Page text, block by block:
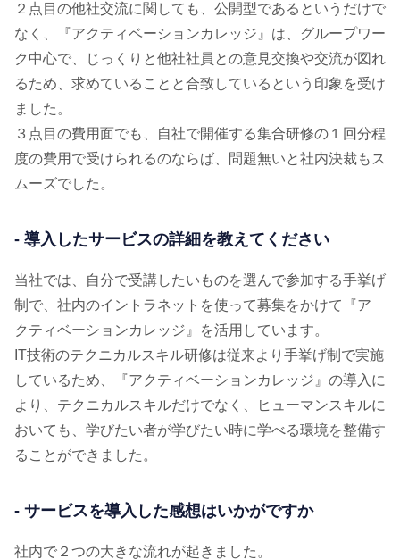
２点目の他社交流に関しても、公開型であるというだけで
なく、『アクティベーションカレッジ』は、グループワー
ク中心で、じっくりと他社社員との意見交換や交流が図れ
るため、求めていることと合致しているという印象を受け
ました。
３点目の費用面でも、自社で開催する集合研修の１回分程
度の費用で受けられるのならば、問題無いと社内決裁もス
ムーズでした。
- 導入したサービスの詳細を教えてください
当社では、自分で受講したいものを選んで参加する手挙げ
制で、社内のイントラネットを使って募集をかけて『ア
クティベーションカレッジ』を活用しています。
IT技術のテクニカルスキル研修は従来より手挙げ制で実施
しているため、『アクティベーションカレッジ』の導入に
より、テクニカルスキルだけでなく、ヒューマンスキルに
おいても、学びたい者が学びたい時に学べる環境を整備す
ることができました。
- サービスを導入した感想はいかがですか
社内で２つの大きな流れが起きました。